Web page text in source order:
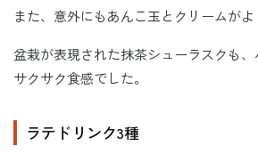
また、意外にもあんこ玉とクリームがよ
盆栽が表現された抹茶シューラスクも
サクサク食感でした。
ラテドリンク3種